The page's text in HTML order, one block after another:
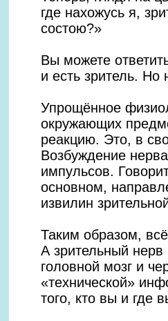
где нахожусь я,
состою?»
Вы можете
и есть зритель.
Упрощённое
окружающих
реакцию. Это, в
Возбуждение
импульсов.
основном,
извилин
Таким образом,
А зрительный нерв
головной мозг и
«технической»
того, кто вы и где